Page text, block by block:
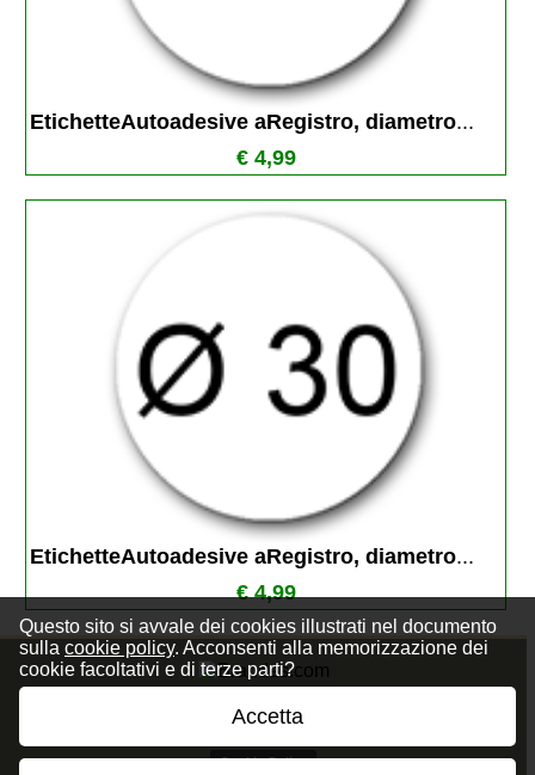
Questo sito si avvale dei cookies illustrati nel documento
sulla cookie policy. Acconsenti alla memorizzazione dei
cookie facoltativi e di terze parti?
Accetta
EtichetteAutoadesive aRegistro, diametro...
€ 4,99
EtichetteAutoadesive aRegistro, diametro...
€ 4,99
Privacy Policy
Cookie Policy